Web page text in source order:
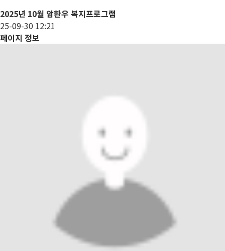
2025년 10월 암환우 복지프로그램
25-09-30 12:21
페이지 정보